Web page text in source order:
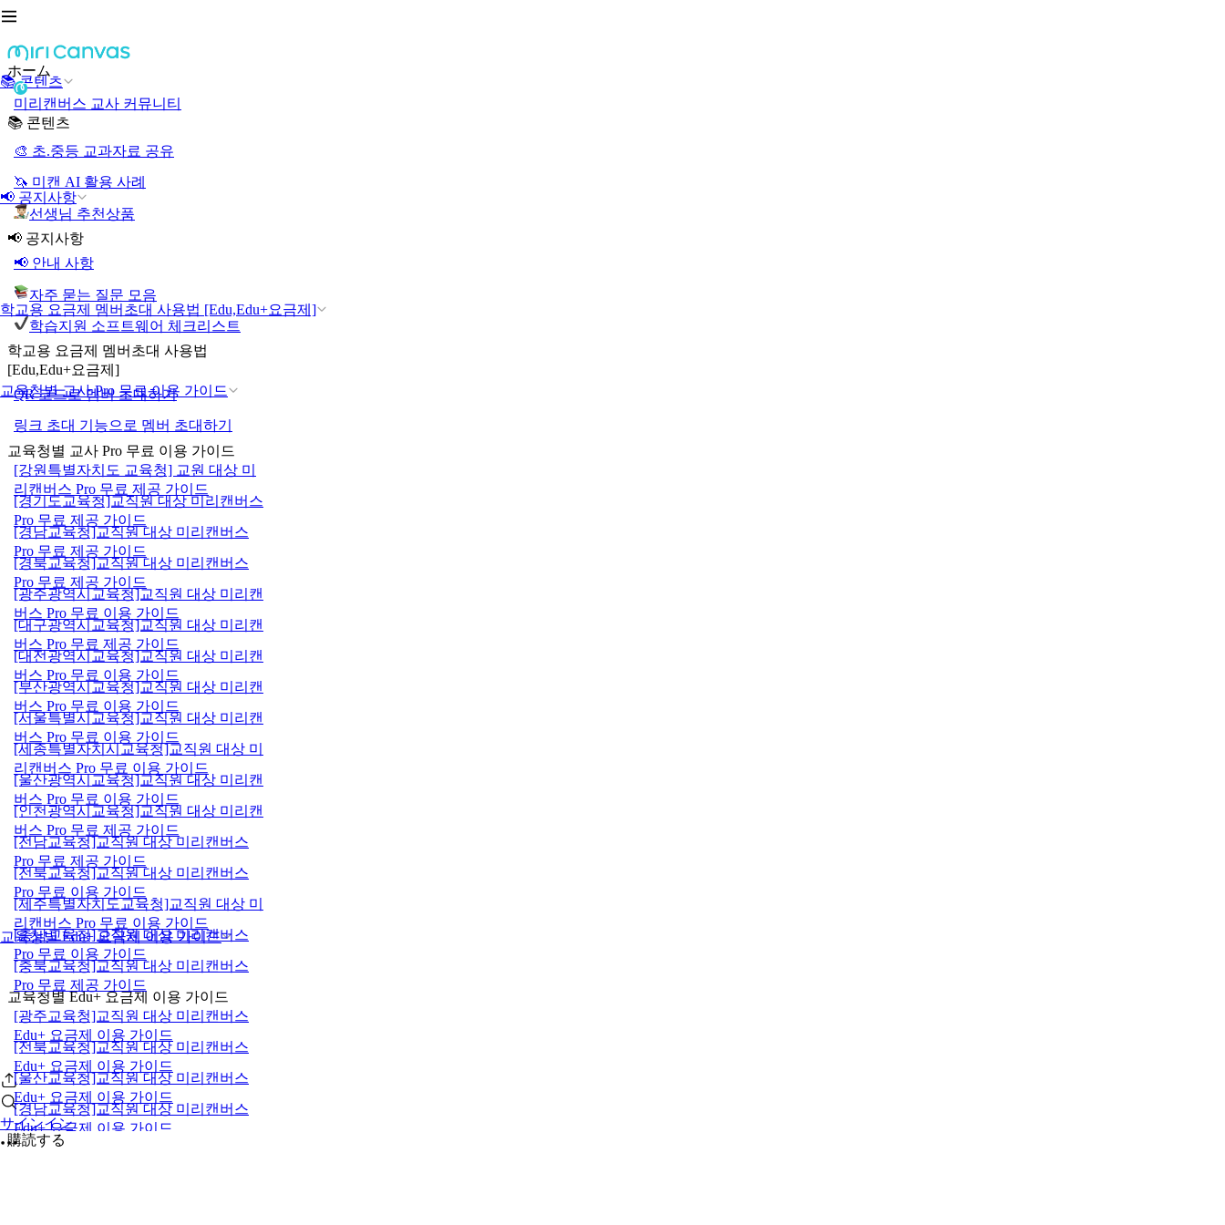
📚 콘텐츠
📢 공지사항
학교용 요금제 멤버초대 사용법 [Edu,Edu+요금제]
교육청별 교사 Pro 무료 이용 가이드
교육청별 Edu+ 요금제 이용 가이드
サインイン
ホーム
미리캔버스 교사 커뮤니티
📚 콘텐츠
🎨 초.중등 교과자료 공유
🦄 미캔 AI 활용 사례
선생님 추천상품
📢 공지사항
📢 안내 사항
자주 묻는 질문 모음
학습지원 소프트웨어 체크리스트
학교용 요금제 멤버초대 사용법
[Edu,Edu+요금제]
QR 코드로 멤버 초대하기
링크 초대 기능으로 멤버 초대하기
교육청별 교사 Pro 무료 이용 가이드
[강원특별자치도 교육청] 교원 대상 미
리캔버스 Pro 무료 제공 가이드
[경기도교육청]교직원 대상 미리캔버스
Pro 무료 제공 가이드
[경남교육청]교직원 대상 미리캔버스
Pro 무료 제공 가이드
[경북교육청]교직원 대상 미리캔버스
Pro 무료 제공 가이드
[광주광역시교육청]교직원 대상 미리캔
버스 Pro 무료 이용 가이드
[대구광역시교육청]교직원 대상 미리캔
버스 Pro 무료 제공 가이드
[대전광역시교육청]교직원 대상 미리캔
버스 Pro 무료 이용 가이드
[부산광역시교육청]교직원 대상 미리캔
버스 Pro 무료 이용 가이드
[서울특별시교육청]교직원 대상 미리캔
버스 Pro 무료 이용 가이드
[세종특별자치시교육청]교직원 대상 미
리캔버스 Pro 무료 이용 가이드
[울산광역시교육청]교직원 대상 미리캔
버스 Pro 무료 이용 가이드
[인천광역시교육청]교직원 대상 미리캔
버스 Pro 무료 제공 가이드
[전남교육청]교직원 대상 미리캔버스
Pro 무료 제공 가이드
[전북교육청]교직원 대상 미리캔버스
Pro 무료 이용 가이드
[제주특별자치도교육청]교직원 대상 미
리캔버스 Pro 무료 이용 가이드
[충남교육청]교직원 대상 미리캔버스
Pro 무료 이용 가이드
[충북교육청]교직원 대상 미리캔버스
Pro 무료 제공 가이드
교육청별 Edu+ 요금제 이용 가이드
[광주교육청]교직원 대상 미리캔버스
Edu+ 요금제 이용 가이드
[전북교육청]교직원 대상 미리캔버스
Edu+ 요금제 이용 가이드
[울산교육청]교직원 대상 미리캔버스
Edu+ 요금제 이용 가이드
[경남교육청]교직원 대상 미리캔버스
Edu+ 요금제 이용 가이드
購読する